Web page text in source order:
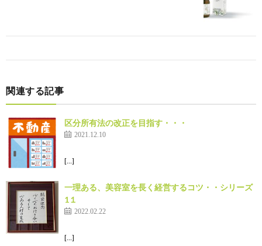
関連する記事
区分所有法の改正を目指す・・・
2021.12.10
[…]
一理ある、美容室を長く経営するコツ・・シリーズ
1１
2022.02.22
[…]